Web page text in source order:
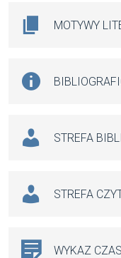
MOTYWY
STREFA
STREFA
WYKAZ